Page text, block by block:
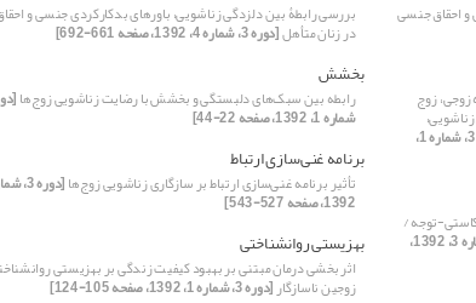
و احقاق جنسی
زوج
[دوره 3، شماره 1،
توجه /
[دوره 3، شماره 3، 1392،
بررسی رابطۀ بین دلزدگی زناشویی، باورهای بدکارکردی جنسی و
در زنان متأهل[دوره 3، شماره 4، 1392، صفحه 661-692]
بخشش
رابطه بین سبک‌های دلبستگی و بخشش با رضایت زناشویی زوج‌ها
شماره 1، 1392، صفحه 22-44]
برنامه غنی‌سازی ارتباط
تأثیر برنامه غنی‌سازی ارتباط بر سازگاری زناشویی زوج‌ها
1392، صفحه 527-543]
بهزیستی روانشناختی
اثر بخشی درمان مبتنی بر بهبود کیفیت زندگی بر بهزیستی
زوجین ناسازگار[دوره 3، شماره 1، 1392، صفحه 105-124]